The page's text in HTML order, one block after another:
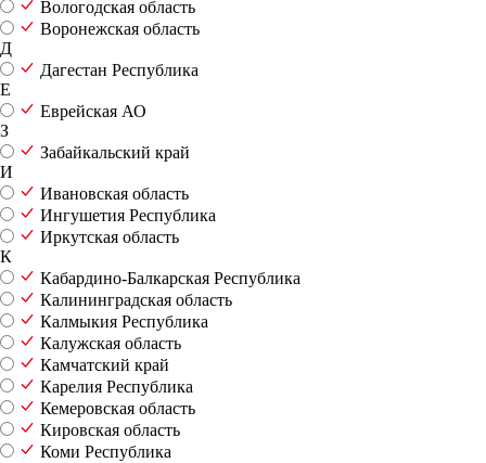
Вологодская область
Воронежская область
Д
Дагестан Республика
Е
Еврейская АО
З
Забайкальский край
И
Ивановская область
Ингушетия Республика
Иркутская область
К
Кабардино-Балкарская Республика
Калининградская область
Калмыкия Республика
Калужская область
Камчатский край
Карелия Республика
Кемеровская область
Кировская область
Коми Республика